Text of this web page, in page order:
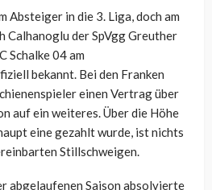
Absteiger in die 3. Liga, doch am
Calhanoglu der SpVgg Greuther
Schalke 04 am
bekannt. Bei den Franken
einen Vertrag über
auf ein weiteres. Über die Höhe
eine gezahlt wurde, ist nichts
Stillschweigen.
abgelaufenen Saison absolvierte